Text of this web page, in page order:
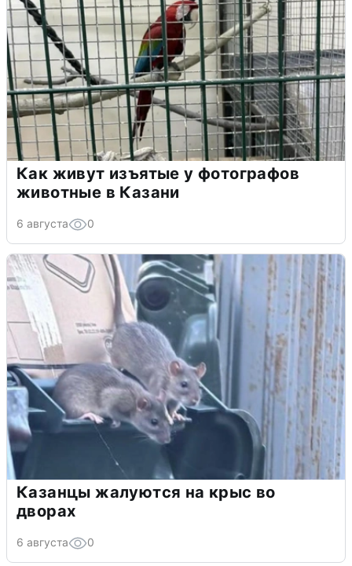
Как живут изъятые у фотографов
животные в Казани
6 августа 0
Казанцы жалуются на крыс во
дворах
6 августа 0